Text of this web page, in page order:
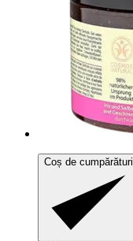
Coș de cumpărături